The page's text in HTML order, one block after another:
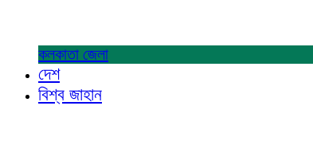
কলকাতা জেলা
দেশ
বিশ্ব জাহান